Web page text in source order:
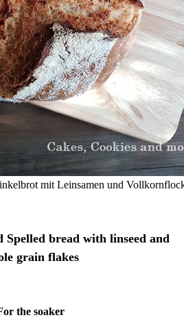
mit Leinsamen und
Spelled bread with linseed and
grain flakes
the soaker